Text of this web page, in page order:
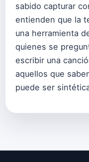
sabido capturar
entienden que la
una herramienta
quienes se
escribir una
aquellos que
puede ser